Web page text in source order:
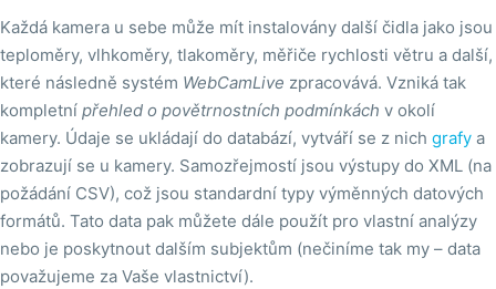
Každá kamera u sebe může mít instalovány další čidla jako jsou
teploměry, vlhkoměry, tlakoměry, měřiče rychlosti větru a další,
které následně systém WebCamLive zpracovává. Vzniká tak
kompletní přehled o povětrnostních podmínkách v okolí
kamery. Údaje se ukládají do databází, vytváří se z nich grafy a
zobrazují se u kamery. Samozřejmostí jsou výstupy do XML (na
požádání CSV), což jsou standardní typy výměnných datových
formátů. Tato data pak můžete dále použít pro vlastní analýzy
nebo je poskytnout dalším subjektům (nečiníme tak my – data
považujeme za Vaše vlastnictví).